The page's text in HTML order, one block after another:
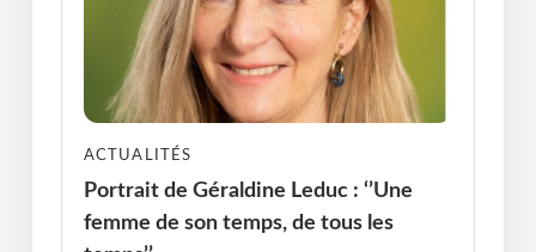
ACTUALITÉS
Portrait de Géraldine Leduc : ‘’Une
femme de son temps, de tous les